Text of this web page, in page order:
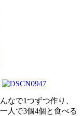
なで1つずつ作り、
人で3個4個と食べる